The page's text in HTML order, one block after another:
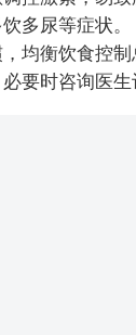
多尿等症状。
均衡饮食控
要时咨询医生